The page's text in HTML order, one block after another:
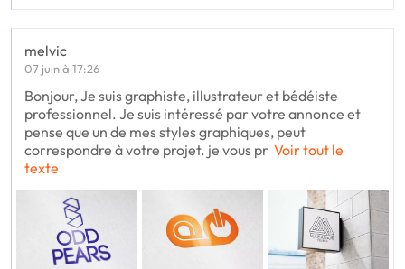
melvic
07 juin à 17:26
Bonjour, Je suis graphiste, illustrateur et bédéiste
professionnel. Je suis intéressé par votre annonce et
pense que un de mes styles graphiques, peut
correspondre à votre projet. je vous pr Voir tout le
texte